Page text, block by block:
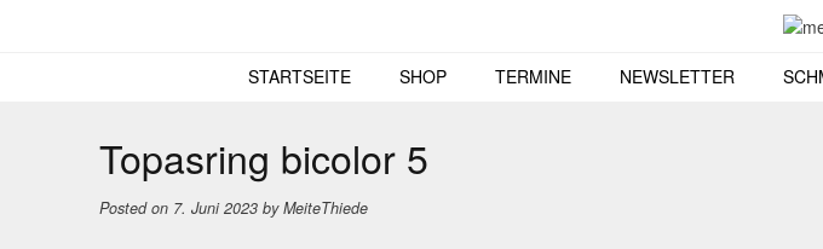
STARTSEITE SHOP TERMINE NEWSLETTER
Topasring bicolor 5
Posted on 7. Juni 2023 byMeiteThiede